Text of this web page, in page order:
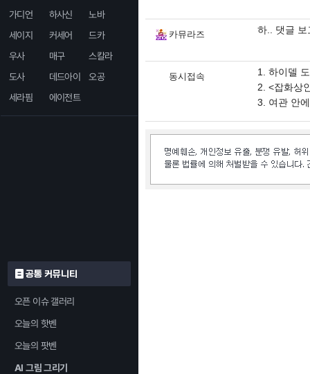
가디언
하사신
노바
세이지
커세어
드카
우사
매구
스칼라
도사
데드아이
오공
세라핌
에이전트
공통 커뮤니티
오픈 이슈 갤러리
오늘의 핫벤
오늘의 팟벤
AI 그림 그리기
카뮤라즈 하.. 댓글
동시접속
1. 하이델
2. <잡화상
3. 여관 안